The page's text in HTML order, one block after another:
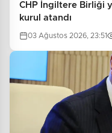
CHP İngiltere Birliği
kurul atandı
03 Ağustos 2026, 23:51